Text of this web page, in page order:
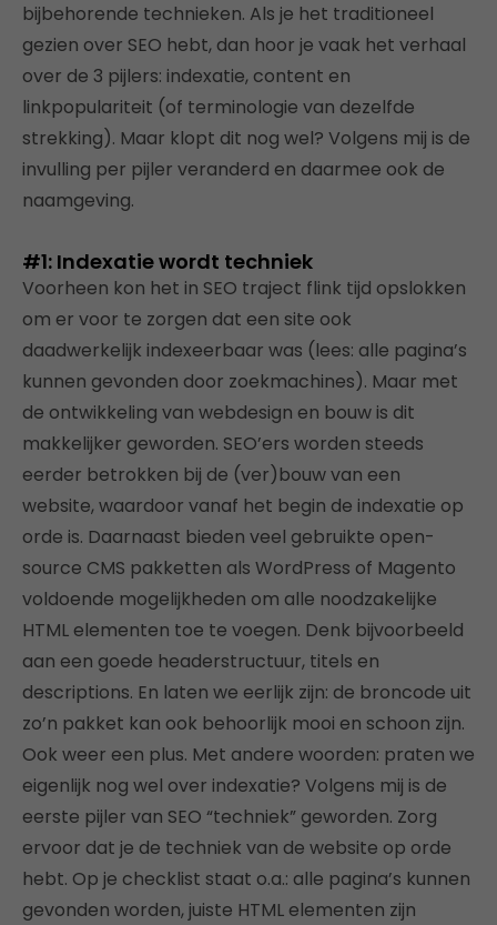
bijbehorende technieken. Als je het traditioneel
gezien over SEO hebt, dan hoor je vaak het verhaal
over de 3 pijlers: indexatie, content en
linkpopulariteit (of terminologie van dezelfde
strekking). Maar klopt dit nog wel? Volgens mij is de
invulling per pijler veranderd en daarmee ook de
naamgeving.
#1: Indexatie wordt techniek
Voorheen kon het in SEO traject flink tijd opslokken
om er voor te zorgen dat een site ook
daadwerkelijk indexeerbaar was (lees: alle pagina’s
kunnen gevonden door zoekmachines). Maar met
de ontwikkeling van webdesign en bouw is dit
makkelijker geworden. SEO’ers worden steeds
eerder betrokken bij de (ver)bouw van een
website, waardoor vanaf het begin de indexatie op
orde is. Daarnaast bieden veel gebruikte open-
source CMS pakketten als WordPress of Magento
voldoende mogelijkheden om alle noodzakelijke
HTML elementen toe te voegen. Denk bijvoorbeeld
aan een goede headerstructuur, titels en
descriptions. En laten we eerlijk zijn: de broncode uit
zo’n pakket kan ook behoorlijk mooi en schoon zijn.
Ook weer een plus. Met andere woorden: praten we
eigenlijk nog wel over indexatie? Volgens mij is de
eerste pijler van SEO “techniek” geworden. Zorg
ervoor dat je de techniek van de website op orde
hebt. Op je checklist staat o.a.: alle pagina’s kunnen
gevonden worden, juiste HTML elementen zijn